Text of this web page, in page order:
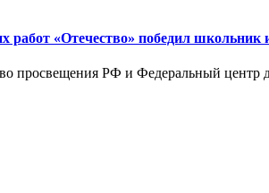
работ «Отечество» победил школьник
просвещения РФ и Федеральный центр